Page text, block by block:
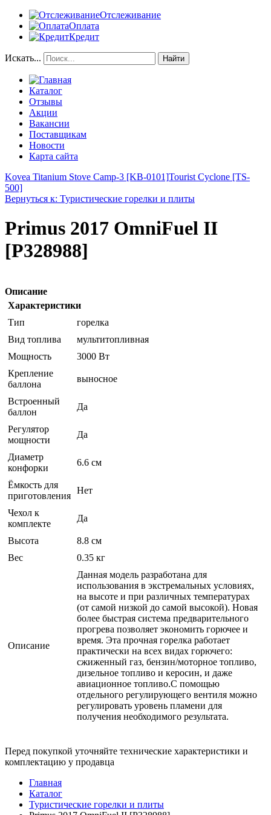
Отслеживание
Оплата
Кредит
Искать... Найти
Каталог
Отзывы
Акции
Вакансии
Поставщикам
Новости
Карта сайта
Kovea Titanium Stove Camp-3 [KB-0101]Tourist Cyclone [TS-
500]
Вернуться к: Туристические горелки и плиты
Primus 2017 OmniFuel II
[P328988]
Описание
Характеристики
Тип
горелка
Вид топлива
мультитопливная
Мощность
3000 Вт
Крепление
баллона
выносное
Встроенный
баллон
Да
Регулятор
мощности
Да
Диаметр
конфорки
6.6 см
Ёмкость для
приготовления
Нет
Чехол к
комплекте
Да
Высота
8.8 см
Вес
0.35 кг
Описание
Данная модель разработана для
использования в экстремальных условиях,
на высоте и при различных температурах
(от самой низкой до самой высокой). Новая
более быстрая система предварительного
прогрева позволяет экономить горючее и
время. Эта прочная горелка работает
практически на всех видах горючего:
сжиженный газ, бензин/моторное топливо,
дизельное топливо и керосин, и даже
авиационное топливо.С помощью
отдельного регулирующего вентиля можно
регулировать уровень пламени для
получения необходимого результата.
Перед покупкой уточняйте технические характеристики и
комплектацию у продавца
Главная
Каталог
Туристические горелки и плиты